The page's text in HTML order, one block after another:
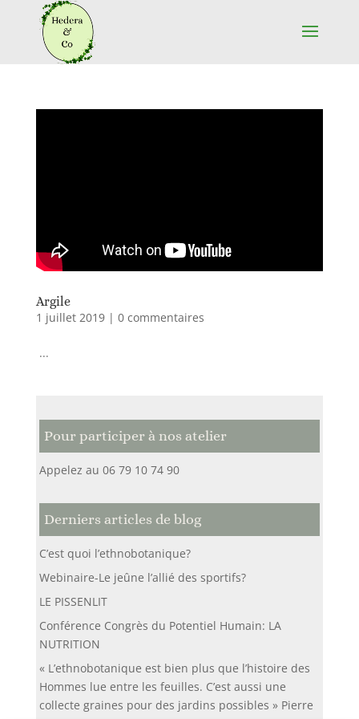
Argile
1 juillet 2019| 0 commentaires
...
Pour participer à nos atelier
Appelez au 06 79 10 74 90
Derniers articles de blog
C’est quoi l’ethnobotanique?
Webinaire-Le jeûne l’allié des sportifs?
LE PISSENLIT
Conférence Congrès du Potentiel Humain: LA
NUTRITION
« L’ethnobotanique est bien plus que l’histoire des
Hommes lue entre les feuilles. C’est aussi une
collecte graines pour des jardins possibles » Pierre